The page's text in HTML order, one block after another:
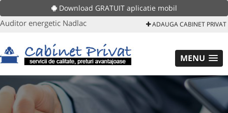
Download GRATUIT aplicatie mobil
Auditor energetic Nadlac ADAUGA CABINET PRIVAT
MENU